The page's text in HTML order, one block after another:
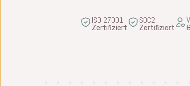
ISO 27001
Zertifiziert
SOC2
Zertifiziert